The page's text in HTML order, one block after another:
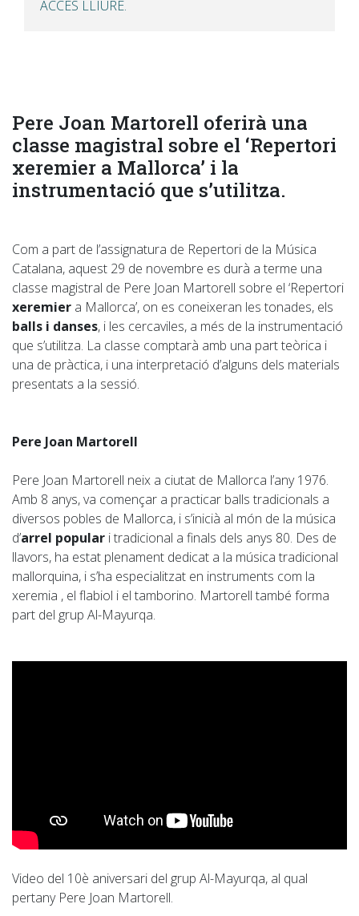
ACCÉS LLIURE.
Pere Joan Martorell oferirà una
classe magistral sobre el ‘Repertori
xeremier a Mallorca’ i la
instrumentació que s’utilitza.
Com a part de l’assignatura de Repertori de la Música
Catalana, aquest 29 de novembre es durà a terme una
classe magistral de Pere Joan Martorell sobre el ‘Repertori
xeremier a Mallorca’, on es coneixeran les tonades, els
balls i danses, i les cercaviles, a més de la instrumentació
que s’utilitza. La classe comptarà amb una part teòrica i
una de pràctica, i una interpretació d’alguns dels materials
presentats a la sessió.
Pere Joan Martorell
Pere Joan Martorell neix a ciutat de Mallorca l’any 1976.
Amb 8 anys, va començar a practicar balls tradicionals a
diversos pobles de Mallorca, i s’inicià al món de la música
d’arrel popular i tradicional a finals dels anys 80. Des de
llavors, ha estat plenament dedicat a la música tradicional
mallorquina, i s’ha especialitzat en instruments com la
xeremia , el flabiol i el tamborino. Martorell també forma
part del grup Al-Mayurqa.
Video del 10è aniversari del grup Al-Mayurqa, al qual
pertany Pere Joan Martorell.